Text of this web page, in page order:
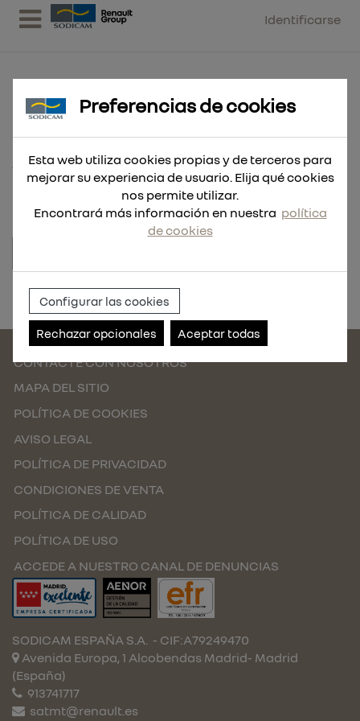
Identificarse
MANG. ESPIR. PU Ø75 M16 4M RJ
1 UND
Referencia:129612
CONTACTE CON NOSOTROS
MAPA DEL SITIO
POLÍTICA DE COOKIES
AVISO LEGAL
POLÍTICA DE PRIVACIDAD
CONDICIONES DE VENTA
POLÍTICA DE CALIDAD
POLÍTICA DE USO
ACCEDE A NUESTRO CANAL DE DENUNCIAS
SODICAM ESPAÑA S.A. - CIF:A79249470
Avenida Europa, 1 Alcobendas Madrid- Madrid
(España)
913741717
satmt@renault.es
Preferencias de cookies
Esta web utiliza cookies propias y de terceros para
mejorar su experiencia de usuario. Elija qué cookies
nos permite utilizar.
Encontrará más información en nuestra política
de cookies
Configurar las cookies
Rechazar opcionales Aceptar todas